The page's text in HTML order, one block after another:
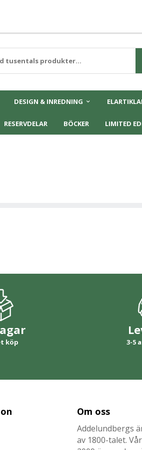
DESIGN & INREDNING
RESERVDELAR BÖCKER LIMITED
köp 3-5
Om oss
Addelundbergs
av 1800-talet.